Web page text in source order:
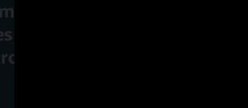
ses
à la clientèle à